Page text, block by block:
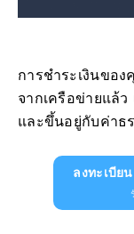
การชำระเงินขอ
จากเครือข่ายแล้
และขึ้นอยู่กับค่าธ
ลงทะเบีย